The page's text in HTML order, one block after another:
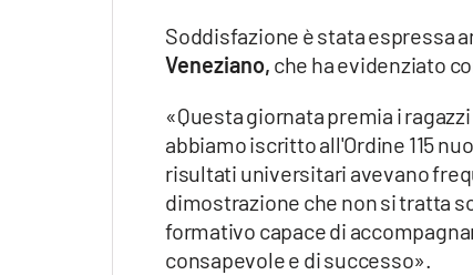
Soddisfazione è stata espressa
Veneziano, che ha evidenziato
«Questa giornata premia i
abbiamo iscritto all'Ordine 115
risultati universitari avevano
dimostrazione che non si tratta
formativo capace di
consapevole e di successo».